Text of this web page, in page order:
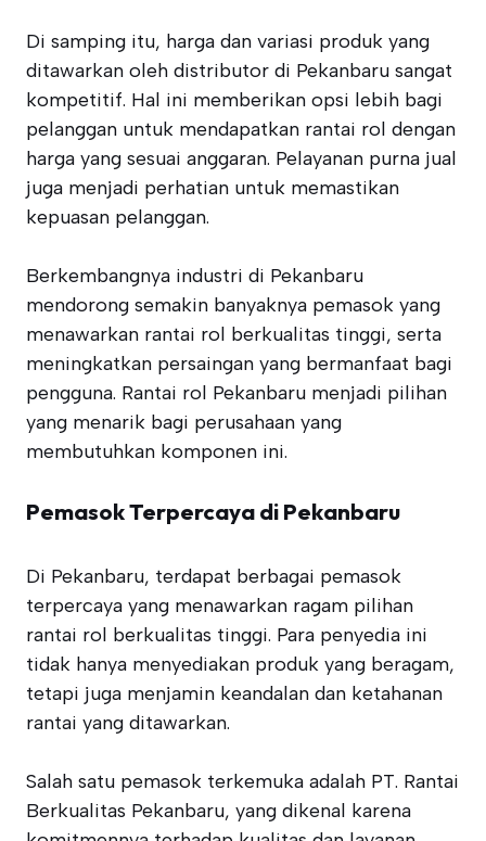
Di samping itu, harga dan variasi produk yang
ditawarkan oleh distributor di Pekanbaru sangat
kompetitif. Hal ini memberikan opsi lebih bagi
pelanggan untuk mendapatkan rantai rol dengan
harga yang sesuai anggaran. Pelayanan purna jual
juga menjadi perhatian untuk memastikan
kepuasan pelanggan.
Berkembangnya industri di Pekanbaru
mendorong semakin banyaknya pemasok yang
menawarkan rantai rol berkualitas tinggi, serta
meningkatkan persaingan yang bermanfaat bagi
pengguna. Rantai rol Pekanbaru menjadi pilihan
yang menarik bagi perusahaan yang
membutuhkan komponen ini.
Pemasok Terpercaya di Pekanbaru
Di Pekanbaru, terdapat berbagai pemasok
terpercaya yang menawarkan ragam pilihan
rantai rol berkualitas tinggi. Para penyedia ini
tidak hanya menyediakan produk yang beragam,
tetapi juga menjamin keandalan dan ketahanan
rantai yang ditawarkan.
Salah satu pemasok terkemuka adalah PT. Rantai
Berkualitas Pekanbaru, yang dikenal karena